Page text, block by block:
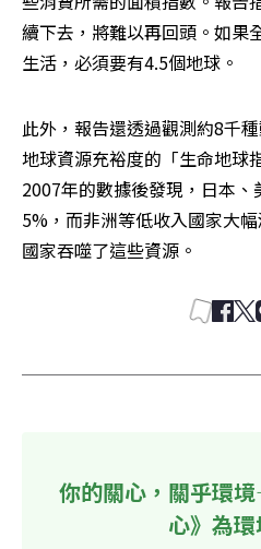
續下去，將難以再回頭。如果
生活，必須要有4.5個地球。
此外，報告還透過觀測約8千
地球資源充裕度的「生命地球
2007年的數據後發現，日本
5%，而非洲等低收入國家大
國家吞噬了這些資源。
你的關心，關乎環
心》為